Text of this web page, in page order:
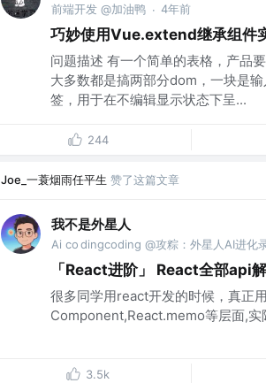
前端开发 @加油鸭 · 4年前
巧妙使用Vue.extend继承组件
问题描述 有一个简单的表格，产品
大多数都是搞两部分dom，一块是
签，用于在不编辑显示状态下呈...
244
Joe_一蓑烟雨任平生 赞了这篇文章
我不是外星人
Ai co dingcoding @攻粽：外星人AI进化
「React进阶」 React全部api
很多同学用react开发的时候，真正
Component,React.memo等层面,
3.5k